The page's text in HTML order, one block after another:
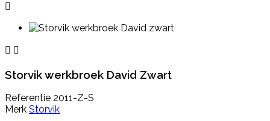

 
Storvik werkbroek David Zwart
Referentie 2011-Z-S
Merk Storvik